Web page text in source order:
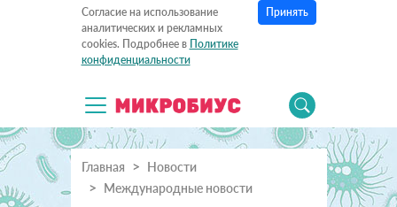
Согласие на использование
аналитических и рекламных
cookies. Подробнее в Политике
конфиденциальности
Принять
Главная
Новости
Международные новости